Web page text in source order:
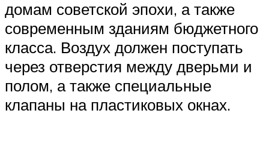
домам советской эпохи, а также
современным зданиям бюджетного
класса. Воздух должен поступать
через отверстия между дверьми и
полом, а также специальные
клапаны на пластиковых окнах.